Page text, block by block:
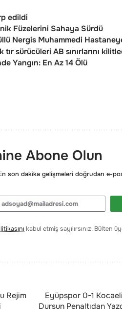
edildi
Füzelerini Sahaya Sürdü
Nergis Muhammedi
sürücüleri AB sınırlarını
Yangın: En Az 14 Ölü
Abone Olun
son dakika gelişmeleri doğrudan e-
kabul etmiş sayılırsınız. Bülten
Rejim
Eyüpspor 0-1
Dursun Penaltıdan